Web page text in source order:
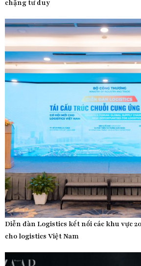
chặng tư duy
Diễn đàn Logistics kết nối các khu vực
cho logistics Việt Nam